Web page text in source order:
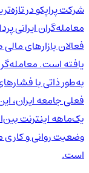
شرکت پراپکو در
معامله‌گران ایرانی
فعالان بازارهای
یافته است.
به‌طور ذاتی با
فعلی جامعه ایران،
یک‌ماهه اینترنت
وضعیت روانی و کاری
است.